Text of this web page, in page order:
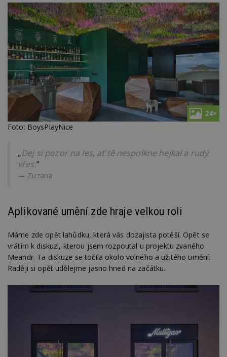
24×
Foto: BoysPlayNice
„Dej si pozor na les, ať tě nespolkne hejkal a rudý
vřes.“
Zuzana
Aplikované umění zde hraje velkou roli
Máme zde opět lahůdku, která vás dozajista potěší. Opět se
vrátím k diskuzi, kterou jsem rozpoutal u projektu zvaného
Meandr. Ta diskuze se točila okolo volného a užitého umění.
Raději si opět udělejme jasno hned na začátku.